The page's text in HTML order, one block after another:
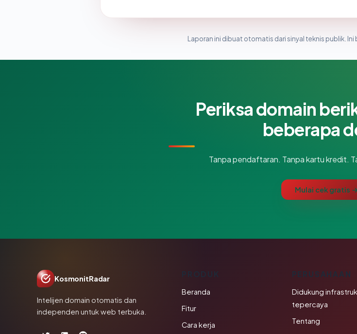
Laporan ini dibuat otomatis dari sinyal teknis publik. Ini
Periksa domain
beberapa
Tanpa pendaftaran. Tanpa kartu kredit.
Mulai cek gratis
KosmonitRadar
Intelijen domain otomatis dan
independen untuk web terbuka.
Beranda
Fitur
Cara kerja
PERUSAHAAN
Didukung
tepercaya
Tentang